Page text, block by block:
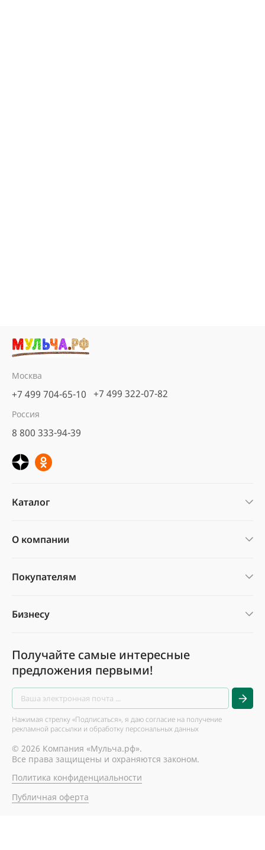
Москва
+7 499 704-65-10 +7 499 322-07-82
Россия
8 800 333-94-39
Каталог
О компании
Покупателям
Бизнесу
Получайте самые интересные
предложения первыми!
Нажимая стрелку «Подписаться», я даю согласие на получение
рекламной рассылки и обработку персональных данных
© 2026 Компания «Мульча.рф».
Все права защищены и охраняются законом.
Политика конфиденциальности
Публичная оферта